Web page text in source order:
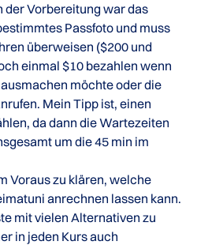
der Vorbereitung war das
Passfoto und muss
überweisen ($200 und
einmal $10 bezahlen wenn
möchte oder die
Mein Tipp ist, einen
da dann die Wartezeiten
um die 45 min im
Voraus zu klären, welche
anrechnen lassen kann.
mit vielen Alternativen zu
in jeden Kurs auch